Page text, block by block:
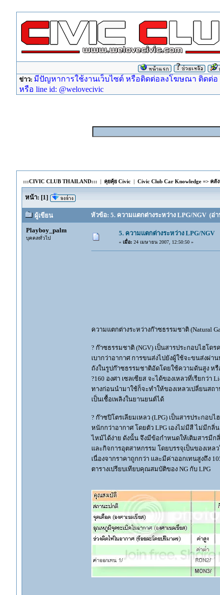
ข่าว: มีปัญหาการใช้งานเว็บไซต์ หรือติดต่อลงโฆษณา ติดต่อ
หรือ line id: @welovecivic
:::CIVIC CLUB THAILAND::: | คุยคุ้ย Civic| Civic Club Car Knowledge => คลั
หน้า: [1]
ผู้เขียน หัวข้อ: 5. ความแตกต่างระหว่าง LPG/NGV (อ่า
Playboy_palm
บุคคลทั่วไป
5. ความแตกต่างระหว่าง LPG/NGV
« เมื่อ:24 เมษายน 2007, 12:50:50 »
ความแตกต่างระหว่างก๊าซธรรมชาติ (Natural
? ก๊าซธรรมชาติ (NGV) เป็นสารประกอบไฮโ
เบากว่าอากาศ การขนส่งไปยังผู้ใช้จะขนส่งผ่
ถังในรูปก๊าซธรรมชาติอัดโดยใช้ความดันสูง ห
?160 องศา เซลเซียส จะได้ของเหลวที่เรียกว่า
ทางก่อนนำมาใช้ก็จะทำให้ของเหลวเปลี่ยนสถ
เป็นเชื้อเพลิงในยานยนต์ได้
? ก๊าซปิโตรเลียมเหลว (LPG) เป็นสารประกอบ
หนักกว่าอากาศ โดยตัว LPG เองไม่มีสี ไม่มีก
ไหม้ได้ง่าย ดังนั้น จึงมีข้อกำหนดให้เติมสารมีก
และกิจการอุตสาหกรรม โดยบรรจุเป็นของเห
เนื่องจากราคาถูกกว่า และมีค่าออกเทนสูงถึง
ตารางเปรียบเทียบคุณสมบัติของ NG กับ LPG